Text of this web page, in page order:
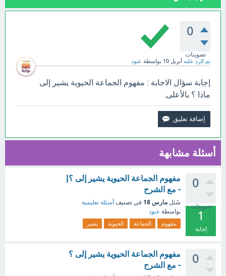
0
تصويتات
تم الرد عليه أبريل 10 بواسطة عبود
إجابة سؤال الاجابة : مفهوم الجماعة الحيوية يشير إلى
ماذا ؟ بالأعلى.
أسئلة مشابهة
0
تصويتات
1
إجابة
مفهوم الجماعة الحيوية يشير إلى ؟|
- مع الشرح
سُئل مارس 18 في تصنيف أسئلة تعليمية
بواسطة عبود
مفهوم الجماعة الحيوية يشير
0
مفهوم الجماعة الحيوية يشير إلى ؟
- مع الشرح